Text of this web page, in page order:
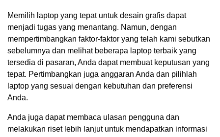
Memilih laptop yang tepat untuk desain grafis dapat
menjadi tugas yang menantang. Namun, dengan
mempertimbangkan faktor-faktor yang telah kami sebutkan
sebelumnya dan melihat beberapa laptop terbaik yang
tersedia di pasaran, Anda dapat membuat keputusan yang
tepat. Pertimbangkan juga anggaran Anda dan pilihlah
laptop yang sesuai dengan kebutuhan dan preferensi
Anda.
Anda juga dapat membaca ulasan pengguna dan
melakukan riset lebih lanjut untuk mendapatkan informasi